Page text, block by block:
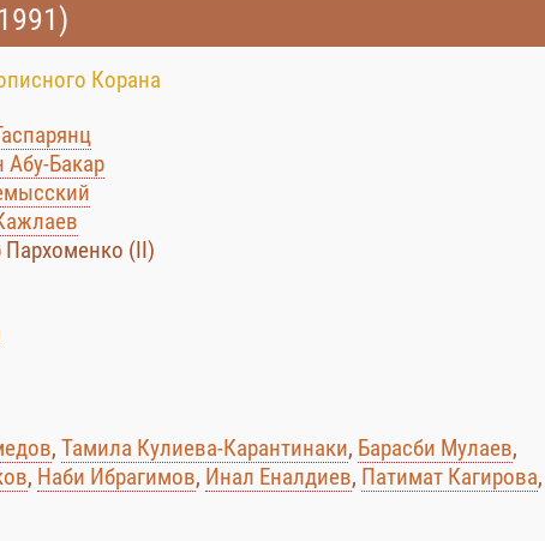
Корана
Абу-Бакар
(II)
, Тамила Кулиева-Карантинаки, Барасби Мулаев,
, Наби Ибрагимов, Инал Еналдиев, Патимат Кагирова,